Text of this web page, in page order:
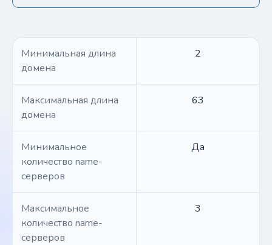
Минимальная длина
домена
2
Максимальная длина
домена
63
Минимальное
количество name-
серверов
Да
Максимальное
количество name-
серверов
3